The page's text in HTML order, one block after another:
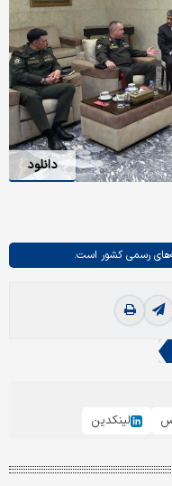
دانلود
رسمی کشور است.
لینکدین